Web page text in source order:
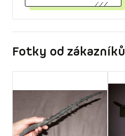
Fotky od zákazníků